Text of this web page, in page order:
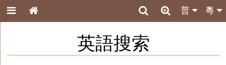
粵
普
英語搜索